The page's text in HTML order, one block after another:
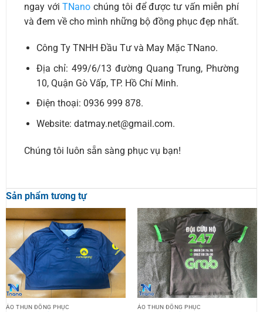
ngay vớiTNano chúng tôi để được tư vấn miễn phí
và đem về cho mình những bộ đồng phục đẹp nhất.
Công Ty TNHH Đầu Tư và May Mặc TNano.
Địa chỉ: 499/6/13 đường Quang Trung, Phường
10, Quận Gò Vấp, TP. Hồ Chí Minh.
Điện thoại: 0936 999 878.
Website: datmay.net@gmail.com.
Chúng tôi luôn sẵn sàng phục vụ bạn!
Sản phẩm tương tự
ÁO THUN ĐỒNG PHỤC ÁO THUN ĐỒNG PHỤC